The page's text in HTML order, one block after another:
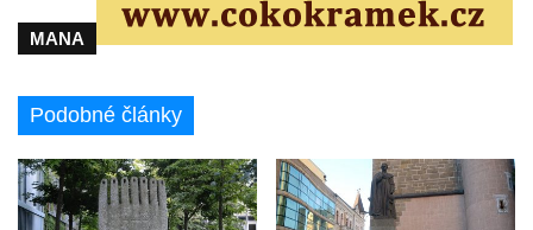
hřbitově v Rychnově u Jablonce nad Nisou
Pomník pracovního nasazení vězňů
Rychnově u Jablonce nad Nisou
u Pěnčína
Kenotaf Emila Posselta na hřbitově v
MANA
Podobné články